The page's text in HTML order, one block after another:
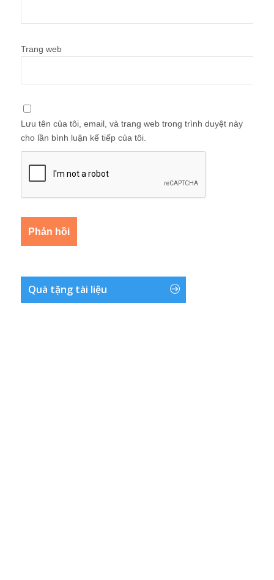
Trang web
Lưu tên của tôi, email, và trang web trong trình duyệt này
cho lần bình luận kế tiếp của tôi.
Quà tặng tài liệu